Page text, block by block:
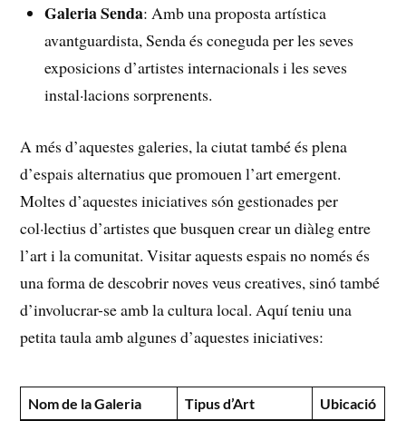
Galeria Senda: Amb una proposta artística
avantguardista, Senda és coneguda per les ​seves
exposicions d’artistes internacionals i les seves
instal·lacions sorprenents.
A més d’aquestes galeries, la ciutat també és ⁤plena
‍d’espais alternatius que promouen l’art emergent.
Moltes d’aquestes iniciatives són gestionades per
col·lectius d’artistes que busquen crear un diàleg entre
l’art i la comunitat. Visitar aquests espais no només és
una forma de descobrir‍ noves veus creatives, sinó també⁣
d’involucrar-se amb la cultura local. Aquí teniu una
petita‌ taula amb algunes d’aquestes iniciatives:
Nom de la Galeria Tipus d’Art
Ubicació